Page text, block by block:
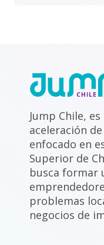
Jump Chile,
aceleración
enfocado en
Superior de
busca formar
problemas
negocios de